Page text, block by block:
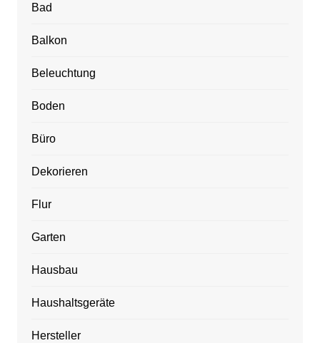
Bad
Balkon
Beleuchtung
Boden
Büro
Dekorieren
Flur
Garten
Hausbau
Haushaltsgeräte
Hersteller